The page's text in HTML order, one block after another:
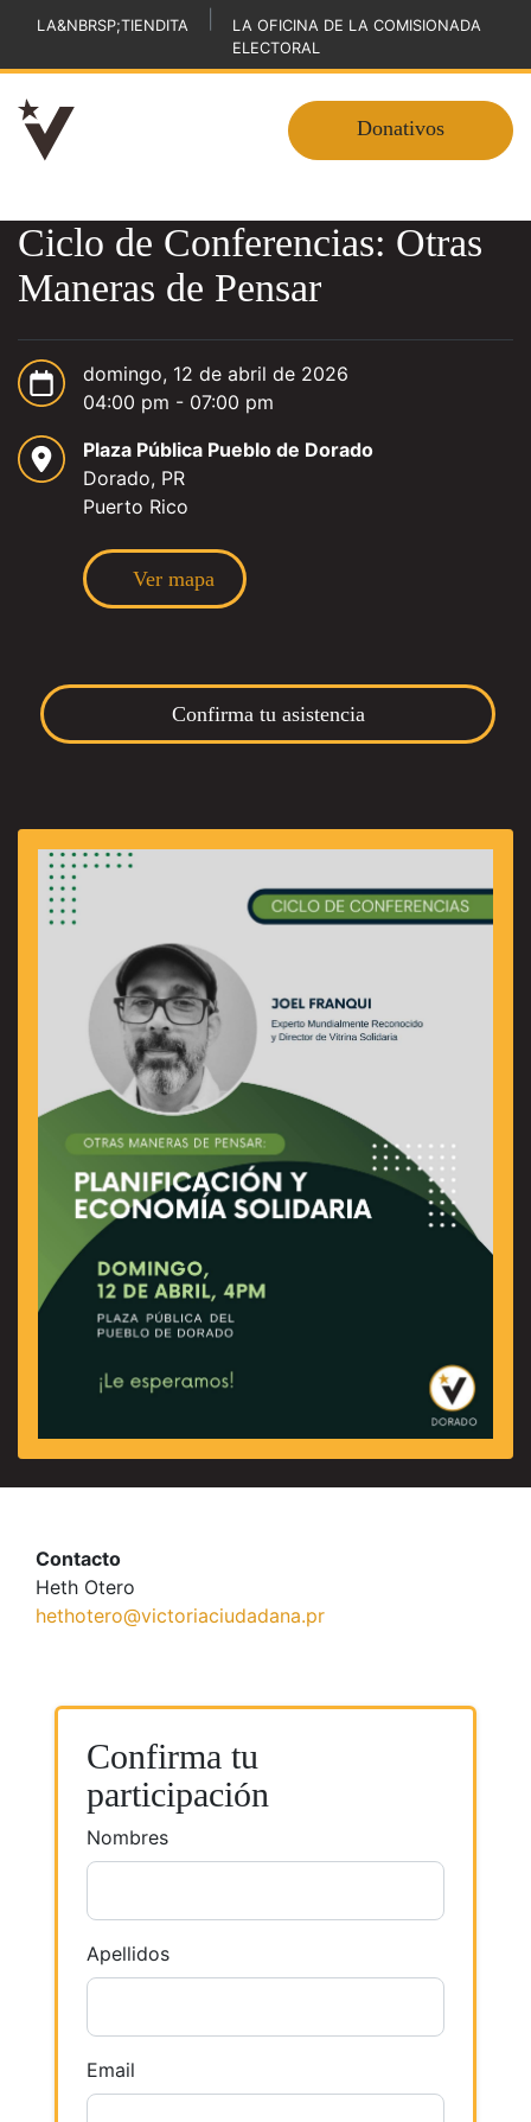
LA&NBRSP;TIENDITA
LA OFICINA DE LA COMISIONADA
ELECTORAL
Donativos
Ciclo de Conferencias: Otras
Maneras de Pensar
domingo, 12 de abril de 2026
04:00 pm - 07:00 pm
Plaza Pública Pueblo de Dorado
Dorado, PR
Puerto Rico
Ver mapa
Confirma tu asistencia
Contacto
Heth Otero
hethotero@victoriaciudadana.pr
Confirma tu
participación
Nombres
Apellidos
Email